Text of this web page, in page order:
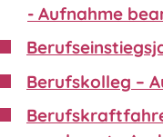
- Aufnahme
Berufskolleg –